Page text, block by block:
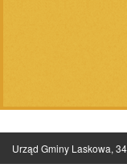
Urząd Gminy Laskowa,